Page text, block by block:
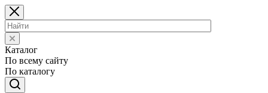
Каталог
По всему сайту
По каталогу